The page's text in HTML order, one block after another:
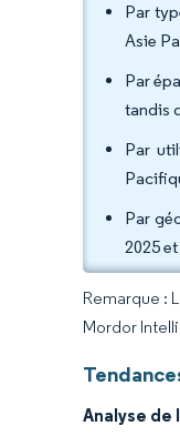
Par
Asie
Par
tandis
Par
Par
2025
Remarque :
Mordor
Analyse